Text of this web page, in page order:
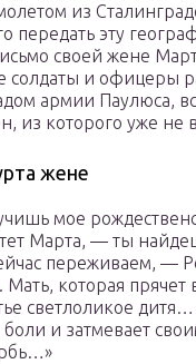
из
передать эту
своей жене
солдаты и офицеры
армии Паулюса,
из которого уже не
жене
мое
Марта, — ты
переживаем, —
которая прячет
светлоликое
и затмевает